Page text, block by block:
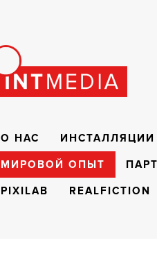
О НАС ИНСТАЛЛЯЦИИ
МИРОВОЙ ОПЫТ
PIXILAB
REALFICTION